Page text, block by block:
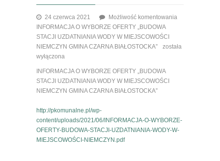
24 czerwca 2021
Możliwość komentowania
INFORMACJA O WYBORZE OFERTY „BUDOWA
STACJI UZDATNIANIA WODY W MIEJSCOWOŚCI
NIEMCZYN GMINA CZARNA BIAŁOSTOCKA”
została
wyłączona
INFORMACJA O WYBORZE OFERTY „BUDOWA
STACJI UZDATNIANIA WODY W MIEJSCOWOŚCI
NIEMCZYN GMINA CZARNA BIAŁOSTOCKA”
http://pkomunalne.pl/wp-
content/uploads/2021/06/INFORMACJA-O-WYBORZE-
OFERTY-BUDOWA-STACJI-UZDATNIANIA-WODY-W-
MIEJSCOWOŚCI-NIEMCZYN.pdf